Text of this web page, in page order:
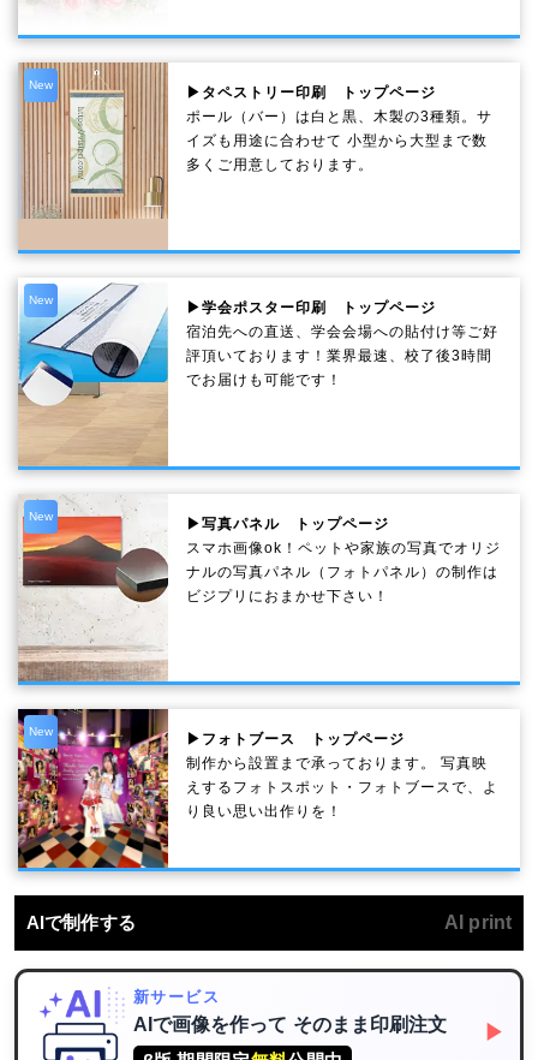
New
▶タペストリー印刷 トップページ
ポール（バー）は白と黒、木製の3種類。サ
イズも用途に合わせて 小型から大型まで数
多くご用意しております。
New
▶学会ポスター印刷 トップページ
宿泊先への直送、学会会場への貼付け等ご好
評頂いております！業界最速、校了後3時間
でお届けも可能です！
New
▶写真パネル トップページ
スマホ画像ok！ペットや家族の写真でオリジ
ナルの写真パネル（フォトパネル）の制作は
ビジプリにおまかせ下さい！
New
▶フォトブース トップページ
制作から設置まで承っております。 写真映
えするフォトスポット・フォトブースで、よ
り良い思い出作りを！
AIで制作する AI print
新サービス
AIで画像を作って そのまま印刷注文
▶